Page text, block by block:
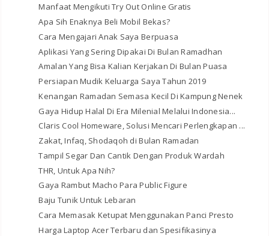
Manfaat Mengikuti Try Out Online Gratis
Apa Sih Enaknya Beli Mobil Bekas?
Cara Mengajari Anak Saya Berpuasa
Aplikasi Yang Sering Dipakai Di Bulan Ramadhan
Amalan Yang Bisa Kalian Kerjakan Di Bulan Puasa
Persiapan Mudik Keluarga Saya Tahun 2019
Kenangan Ramadan Semasa Kecil Di Kampung Nenek
Gaya Hidup Halal Di Era Milenial Melalui Indonesia...
Claris Cool Homeware, Solusi Mencari Perlengkapan ...
Zakat, Infaq, Shodaqoh di Bulan Ramadan
Tampil Segar Dan Cantik Dengan Produk Wardah
THR, Untuk Apa Nih?
Gaya Rambut Macho Para Public Figure
Baju Tunik Untuk Lebaran
Cara Memasak Ketupat Menggunakan Panci Presto
Harga Laptop Acer Terbaru dan Spesifikasinya